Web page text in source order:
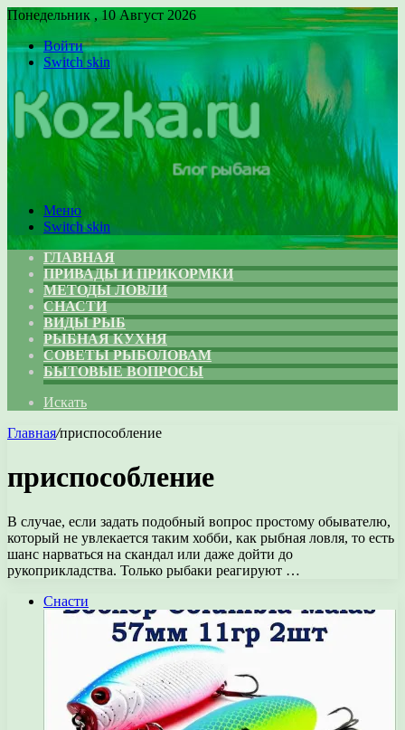
Понедельник , 10 Август 2026
Войти
Switch skin
Меню
Switch skin
ГЛАВНАЯ
ПРИВАДЫ И ПРИКОРМКИ
МЕТОДЫ ЛОВЛИ
СНАСТИ
ВИДЫ РЫБ
РЫБНАЯ КУХНЯ
СОВЕТЫ РЫБОЛОВАМ
БЫТОВЫЕ ВОПРОСЫ
Искать
Главная/приспособление
приспособление
В случае, если задать подобный вопрос простому обывателю,
который не увлекается таким хобби, как рыбная ловля, то есть
шанс нарваться на скандал или даже дойти до
рукоприкладства. Только рыбаки реагируют …
Снасти